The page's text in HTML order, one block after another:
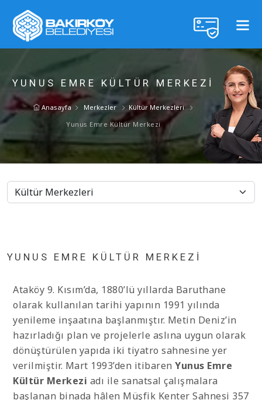
YUNUS EMRE KÜLTÜR MERKEZI
Anasayfa Merkezler
Kültür Merkezleri
Yunus Emre Kültür Merkezi
YUNUS EMRE KÜLTÜR MERKEZI
Ataköy 9. Kısım’da, 1880’lü yıllarda Baruthane
olarak kullanılan tarihi yapının 1991 yılında
yenileme inşaatına başlanmıştır. Metin Deniz’in
hazırladığı plan ve projelerle aslına uygun olarak
dönüştürülen yapıda iki tiyatro sahnesine yer
verilmiştir. Mart 1993’den itibaren Yunus Emre
Kültür Merkezi adı ile sanatsal çalışmalara
başlanan binada hâlen Müşfik Kenter Sahnesi 357